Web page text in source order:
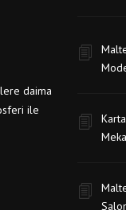
daima
ile